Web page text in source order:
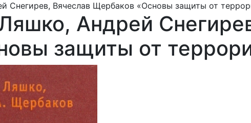
Снегирев, Вячеслав Щербаков «Основы защиты от
Андрей
защиты от